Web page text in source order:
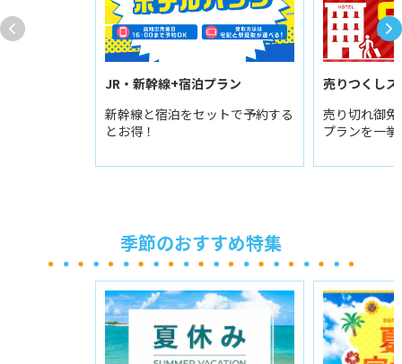
JR・新幹線+宿泊プラン
新幹線と宿泊をセットで予約する
とお得！
売りつくしス
売り切れ御
プランを一
季節のおすすめ特集